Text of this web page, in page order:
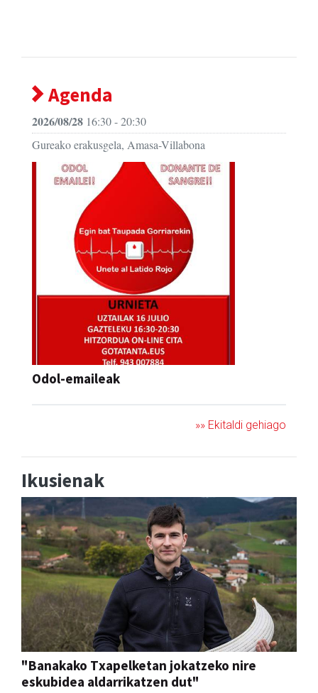
Agenda
2026/08/28 16:30 - 20:30
Gureako erakusgela, Amasa-Villabona
Odol-emaileak
»» Ekitaldi gehiago
Ikusienak
"Banakako Txapelketan jokatzeko nire
eskubidea aldarrikatzen dut"